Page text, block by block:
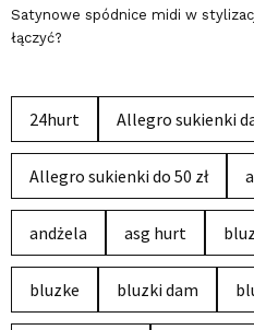
Satynowe spódnice midi w
łączyć?
24hurt Allegro sukienki
Allegro sukienki do 50 zł
andżela asg hurt
bluzke bluzki dam